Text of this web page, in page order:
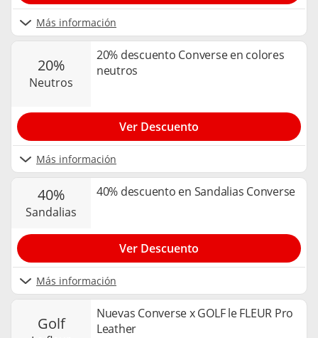
Más información
20%
neutros
20% descuento Converse en colores
neutros
Más información
Ver Descuento
40%
sandalias
40% descuento en Sandalias Converse
Más información
Ver Descuento
golf
Nuevas Converse x GOLF le FLEUR Pro
Leather